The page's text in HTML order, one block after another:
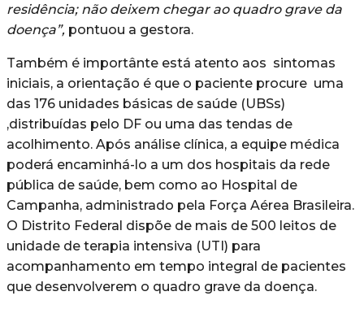
residência; não deixem chegar ao quadro grave da
doença”, pontuou a gestora.
Também é importânte está atento aos sintomas
iniciais, a orientação é que o paciente procure uma
das 176 unidades básicas de saúde (UBSs)
,distribuídas pelo DF ou uma das tendas de
acolhimento. Após análise clínica, a equipe médica
poderá encaminhá-lo a um dos hospitais da rede
pública de saúde, bem como ao Hospital de
Campanha, administrado pela Força Aérea Brasileira.
O Distrito Federal dispõe de mais de 500 leitos de
unidade de terapia intensiva (UTI) para
acompanhamento em tempo integral de pacientes
que desenvolverem o quadro grave da doença.